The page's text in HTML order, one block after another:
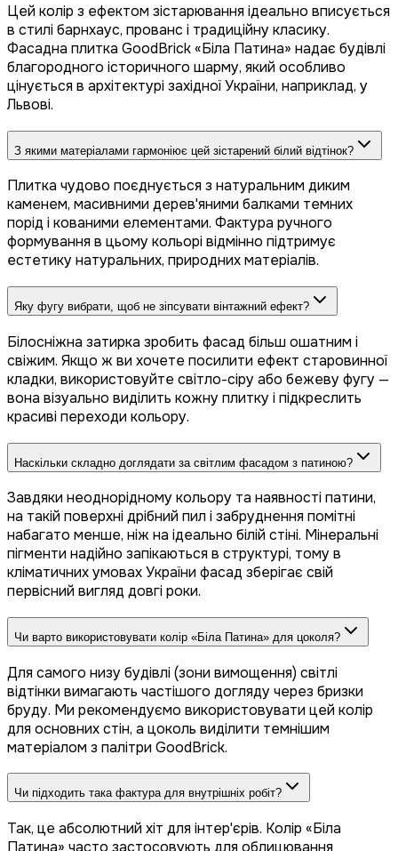
Цей колір з ефектом зістарювання ідеально вписується
в стилі барнхаус, прованс і традиційну класику.
Фасадна плитка GoodBrick «Біла Патина» надає будівлі
благородного історичного шарму, який особливо
цінується в архітектурі західної України, наприклад, у
Львові.
З якими матеріалами гармоніює цей зістарений білий відтінок?
Плитка чудово поєднується з натуральним диким
каменем, масивними дерев'яними балками темних
порід і кованими елементами. Фактура ручного
формування в цьому кольорі відмінно підтримує
естетику натуральних, природних матеріалів.
Яку фугу вибрати, щоб не зіпсувати вінтажний ефект?
Білосніжна затирка зробить фасад більш ошатним і
свіжим. Якщо ж ви хочете посилити ефект старовинної
кладки, використовуйте світло-сіру або бежеву фугу —
вона візуально виділить кожну плитку і підкреслить
красиві переходи кольору.
Наскільки складно доглядати за світлим фасадом з патиною?
Завдяки неоднорідному кольору та наявності патини,
на такій поверхні дрібний пил і забруднення помітні
набагато менше, ніж на ідеально білій стіні. Мінеральні
пігменти надійно запікаються в структурі, тому в
кліматичних умовах України фасад зберігає свій
первісний вигляд довгі роки.
Чи варто використовувати колір «Біла Патина» для цоколя?
Для самого низу будівлі (зони вимощення) світлі
відтінки вимагають частішого догляду через бризки
бруду. Ми рекомендуємо використовувати цей колір
для основних стін, а цоколь виділити темнішим
матеріалом з палітри GoodBrick.
Чи підходить така фактура для внутрішніх робіт?
Так, це абсолютний хіт для інтер'єрів. Колір «Біла
Патина» часто застосовують для облицювання